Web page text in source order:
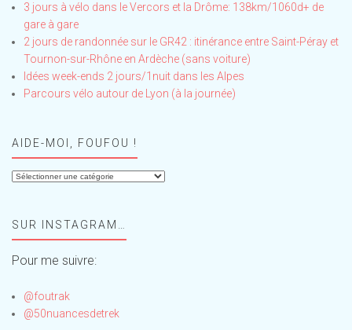
3 jours à vélo dans le Vercors et la Drôme: 138km/1060d+ de
gare à gare
2 jours de randonnée sur le GR42 : itinérance entre Saint-Péray et
Tournon-sur-Rhône en Ardèche (sans voiture)
Idées week-ends 2 jours/1nuit dans les Alpes
Parcours vélo autour de Lyon (à la journée)
AIDE-MOI, FOUFOU !
Aide-
!SUR INSTAGRAM…
Pour me suivre:
@foutrak
@50nuancesdetrek